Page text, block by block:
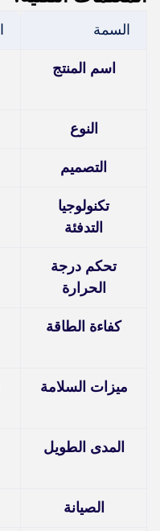
السمة
اسم المنتج
النوع
التصميم
تكنولوجيا
التدفئة
تحكم درجة
الحرارة
كفاءة الطاقة
ميزات السلامة
المدى الطويل
الصيانة